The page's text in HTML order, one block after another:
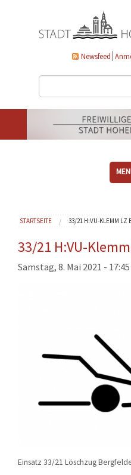
Newsfeed
Sie sind hier
STARTSEITE 33/21 H:VU-KLEMM LZ
33/21 H:VU-
Samstag, 8. Mai 2021 - 17:45
Einsatz 33/21 Löschzug